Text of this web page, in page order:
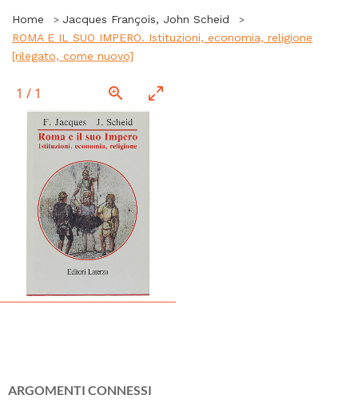
Home
Jacques François, John Scheid
ROMA E IL SUO IMPERO. Istituzioni, economia, religione
[rilegato, come nuovo]
1 / 1
ARGOMENTI CONNESSI